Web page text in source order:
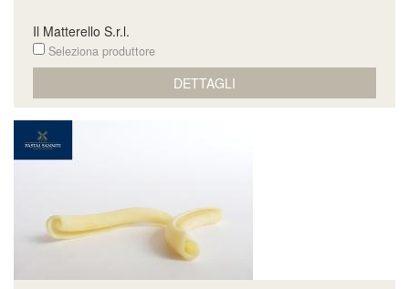
Il Matterello S.r.l.
Seleziona produttore
DETTAGLI